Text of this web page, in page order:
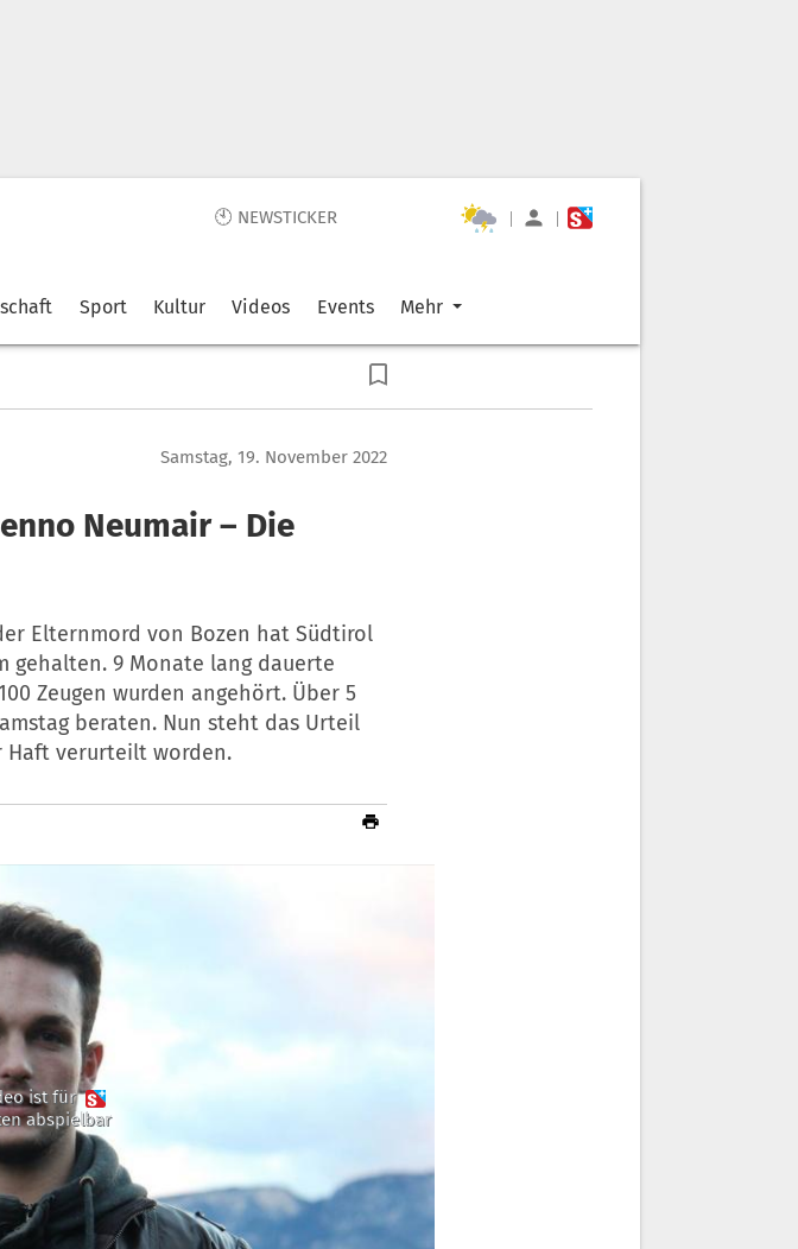
🕙 NEWSTICKER | |
Sport Kultur Videos Events Mehr
Samstag, 19. November 2022
Neumair – Die
Elternmord von Bozen hat Südtirol
gehalten. 9 Monate lang dauerte
Zeugen wurden angehört. Über 5
beraten. Nun steht das Urteil
Haft verurteilt worden.
ist für
abspielbar